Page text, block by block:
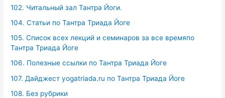
102. Читальный зал Тантра Йоги.
104. Статьи по Тантра Триада Йоге
105. Список всех лекций и семинаров за все времяпо
Тантра Триада Йоге
106. Полезные ссылки по Тантра Триада Йоге
107. Дайджест yogatriada.ru по Тантра Триада Йоге
108. Без рубрики